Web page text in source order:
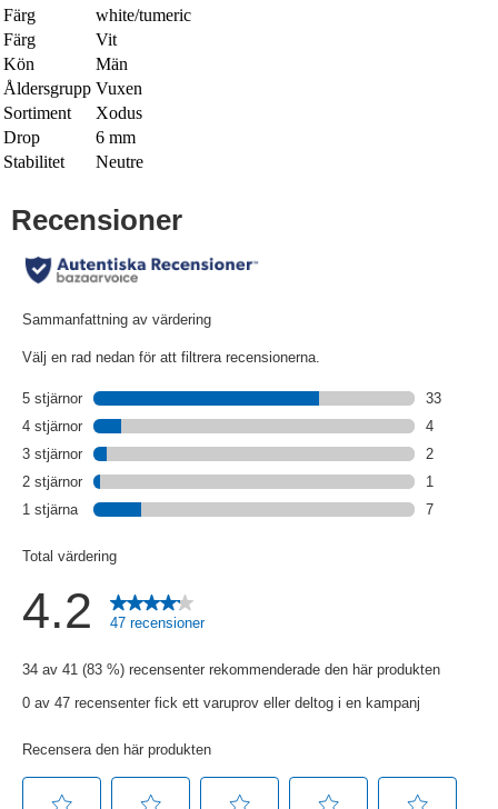
Färg
white/tumeric
Färg
Vit
Kön
Män
Åldersgrupp Vuxen
Sortiment
Xodus
Drop
6 mm
Stabilitet
Neutre